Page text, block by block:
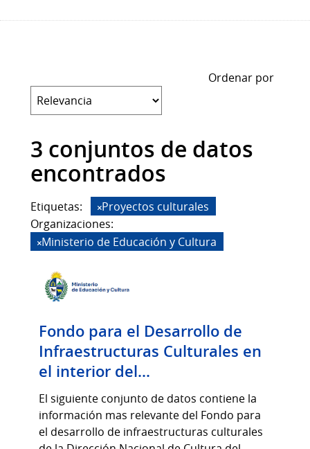
Ordenar por
3 conjuntos de datos
encontrados
Etiquetas:
Proyectos culturales
Organizaciones:
Ministerio de Educación y Cultura
Fondo para el Desarrollo de
Infraestructuras Culturales en
el interior del...
El siguiente conjunto de datos contiene la
información mas relevante del Fondo para
el desarrollo de infraestructuras culturales